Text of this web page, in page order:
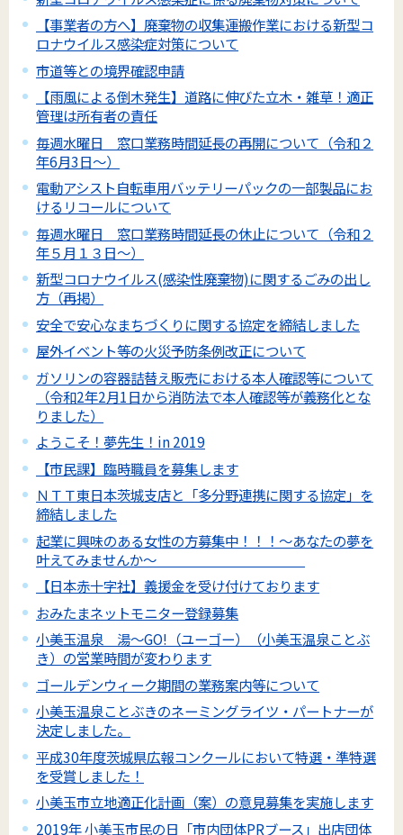
【事業者の方へ】廃棄物の収集運搬作業における新型コ
ロナウイルス感染症対策について
市道等との境界確認申請
【雨風による倒木発生】道路に伸びた立木・雑草！適正
管理は所有者の責任
毎週水曜日 窓口業務時間延長の再開について（令和２
年6月3日～）
電動アシスト自転車用バッテリーパックの一部製品にお
けるリコールについて
毎週水曜日 窓口業務時間延長の休止について（令和２
年５月１３日～）
新型コロナウイルス(感染性廃棄物)に関するごみの出し
方（再掲）
安全で安心なまちづくりに関する協定を締結しました
屋外イベント等の火災予防条例改正について
ガソリンの容器詰替え販売における本人確認等について
（令和2年2月1日から消防法で本人確認等が義務化とな
りました）
ようこそ！夢先生！in 2019
【市民課】臨時職員を募集します
ＮＴＴ東日本茨城支店と「多分野連携に関する協定」を
締結しました
起業に興味のある女性の方募集中！！！～あなたの夢を
叶えてみませんか～
【日本赤十字社】義援金を受け付けております
おみたまネットモニター登録募集
小美玉温泉 湯～GO!（ユーゴー）（小美玉温泉ことぶ
き）の営業時間が変わります
ゴールデンウィーク期間の業務案内等について
小美玉温泉ことぶきのネーミングライツ・パートナーが
決定しました。
平成30年度茨城県広報コンクールにおいて特選・準特選
を受賞しました！
小美玉市立地適正化計画（案）の意見募集を実施します
2019年 小美玉市民の日「市内団体PRブース」出店団体